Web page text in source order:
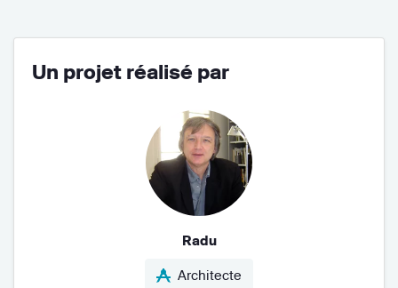
Un projet réalisé par
Radu
Architecte